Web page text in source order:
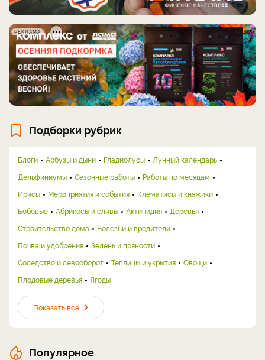
РЕКЛАМА
Подборки рубрик
Блоги Арбузы и дыни Гладиолусы
Лунный календарь
Дельфиниумы
Сезонные работы
Работы по месяцам
Ирисы
Мероприятия и события
Клематисы и княжики
Бобовые
Абрикосы и сливы Актинидия
Деревья
Строительство дома
Болезни и вредители
Почва и удобрения
Зелень и пряности
Соседство и севооборот
Теплицы и укрытия
Овощи
Плодовые деревья
Ягоды
Показать все
Популярное